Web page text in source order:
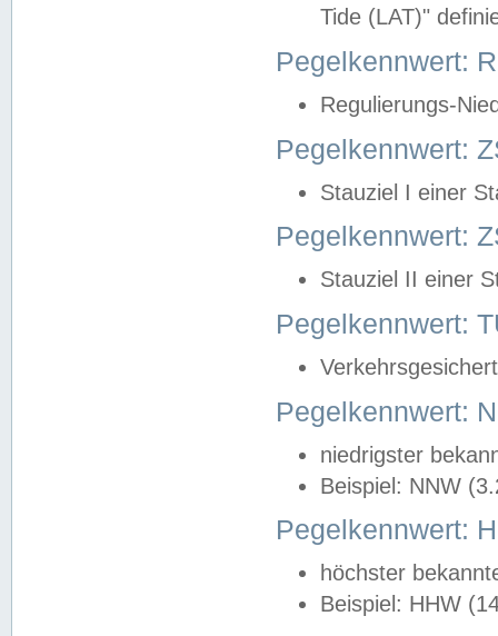
Tide (LAT)"
Pegelkennwert:
Regulierungs-
Pegelkennwert:
Stauziel I einer
Pegelkennwert:
Stauziel II einer
Pegelkennwert:
Pegelkennwert:
niedrigster
Beispiel: NNW
Pegelkennwert:
höchster
Beispiel: HHW